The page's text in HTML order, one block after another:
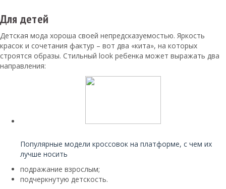
Для детей
Детская мода хороша своей непредсказуемостью. Яркость
красок и сочетания фактур – вот два «кита», на которых
строятся образы. Стильный look ребенка может выражать два
направления:
Популярные модели кроссовок на платформе, с чем их
лучше носить
подражание взрослым;
подчеркнутую детскость.